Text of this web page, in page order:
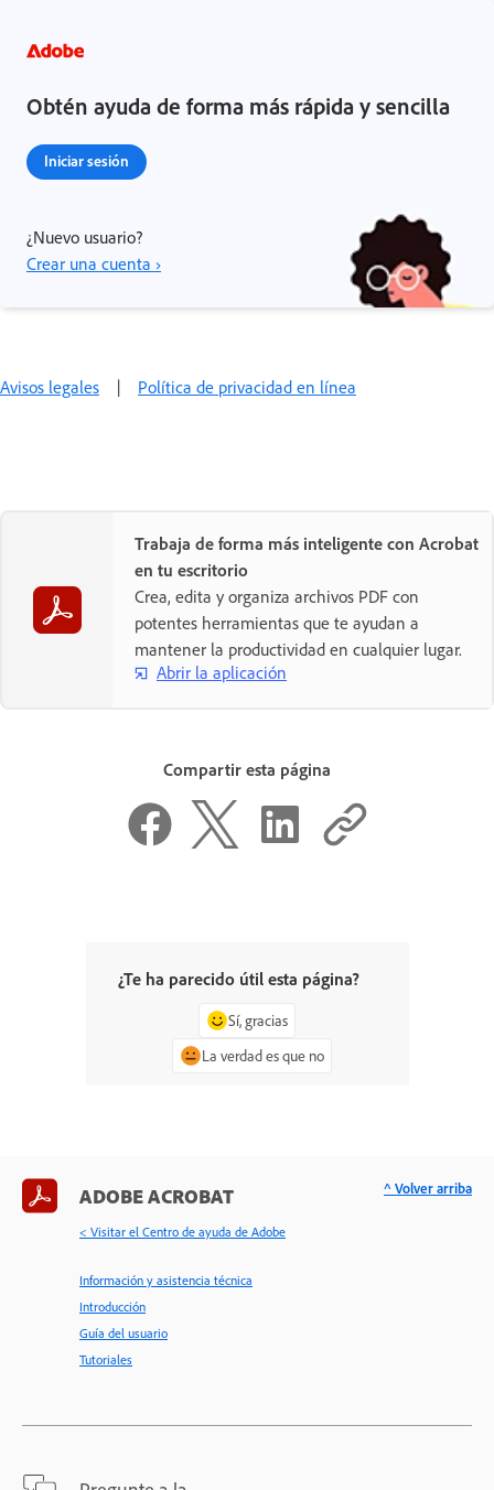
Obtén ayuda de forma más rápida y sencilla
Iniciar sesión
¿Nuevo usuario?
Crear una cuenta ›
Avisos legales | Política de privacidad en línea
Trabaja de forma más inteligente con Acrobat
en tu escritorio
Crea, edita y organiza archivos PDF con
potentes herramientas que te ayudan a
mantener la productividad en cualquier lugar.
Abrir la aplicación
Compartir esta página
¿Te ha parecido útil esta página?
Sí, gracias
La verdad es que no
ADOBE ACROBAT
< Visitar el Centro de ayuda de Adobe
Información y asistencia técnica
Introducción
Guía del usuario
Tutoriales
^ Volver arriba